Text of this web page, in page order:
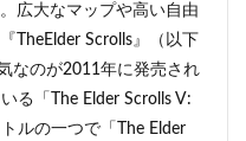
広大なマップや高い自由
TheElder Scrolls』（以下
なのが2011年に発売され
る「The Elder Scrolls V:
ルの一つで「The Elder